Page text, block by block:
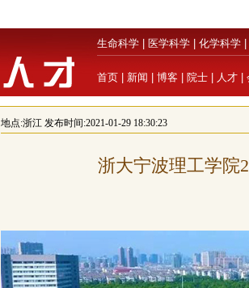
生命科学 医学科学 化学科学
首页 新闻 博客 院士 人才
地点:浙江发布时间:2021-01-29 18:30:23
浙大宁波理工学院